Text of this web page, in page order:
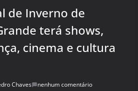
de Inverno de
terá shows,
cinema e cultura
Chaves nenhum comentário